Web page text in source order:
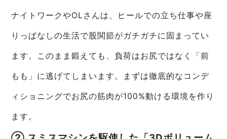
ナイトワークやOLさんは、ヒールでの立ち仕事や座
りっぱなしの生活で股関節がガチガチに固まってい
ます。このまま鍛えても、負荷はお尻ではなく「前
もも」に逃げてしまいます。まずは徹底的なコンデ
ィショニングでお尻の筋肉が100%動ける環境を作り
ます。